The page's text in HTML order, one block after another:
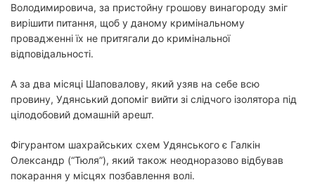
Володимировича, за пристойну грошову винагороду зміг
вирішити питання, щоб у даному кримінальному
провадженні їх не притягали до кримінальної
відповідальності.
А за два місяці Шаповалову, який узяв на себе всю
провину, Удянський допоміг вийти зі слідчого ізолятора під
цілодобовий домашній арешт.
Фігурантом шахрайських схем Удянського є Галкін
Олександр (“Тюля”), який також неодноразово відбував
покарання у місцях позбавлення волі.